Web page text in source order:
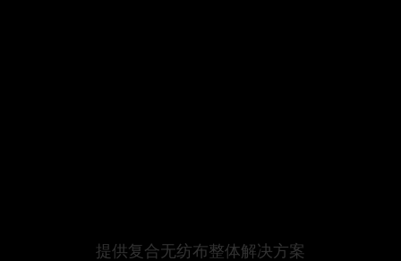
提供复合无纺布整体解决方案